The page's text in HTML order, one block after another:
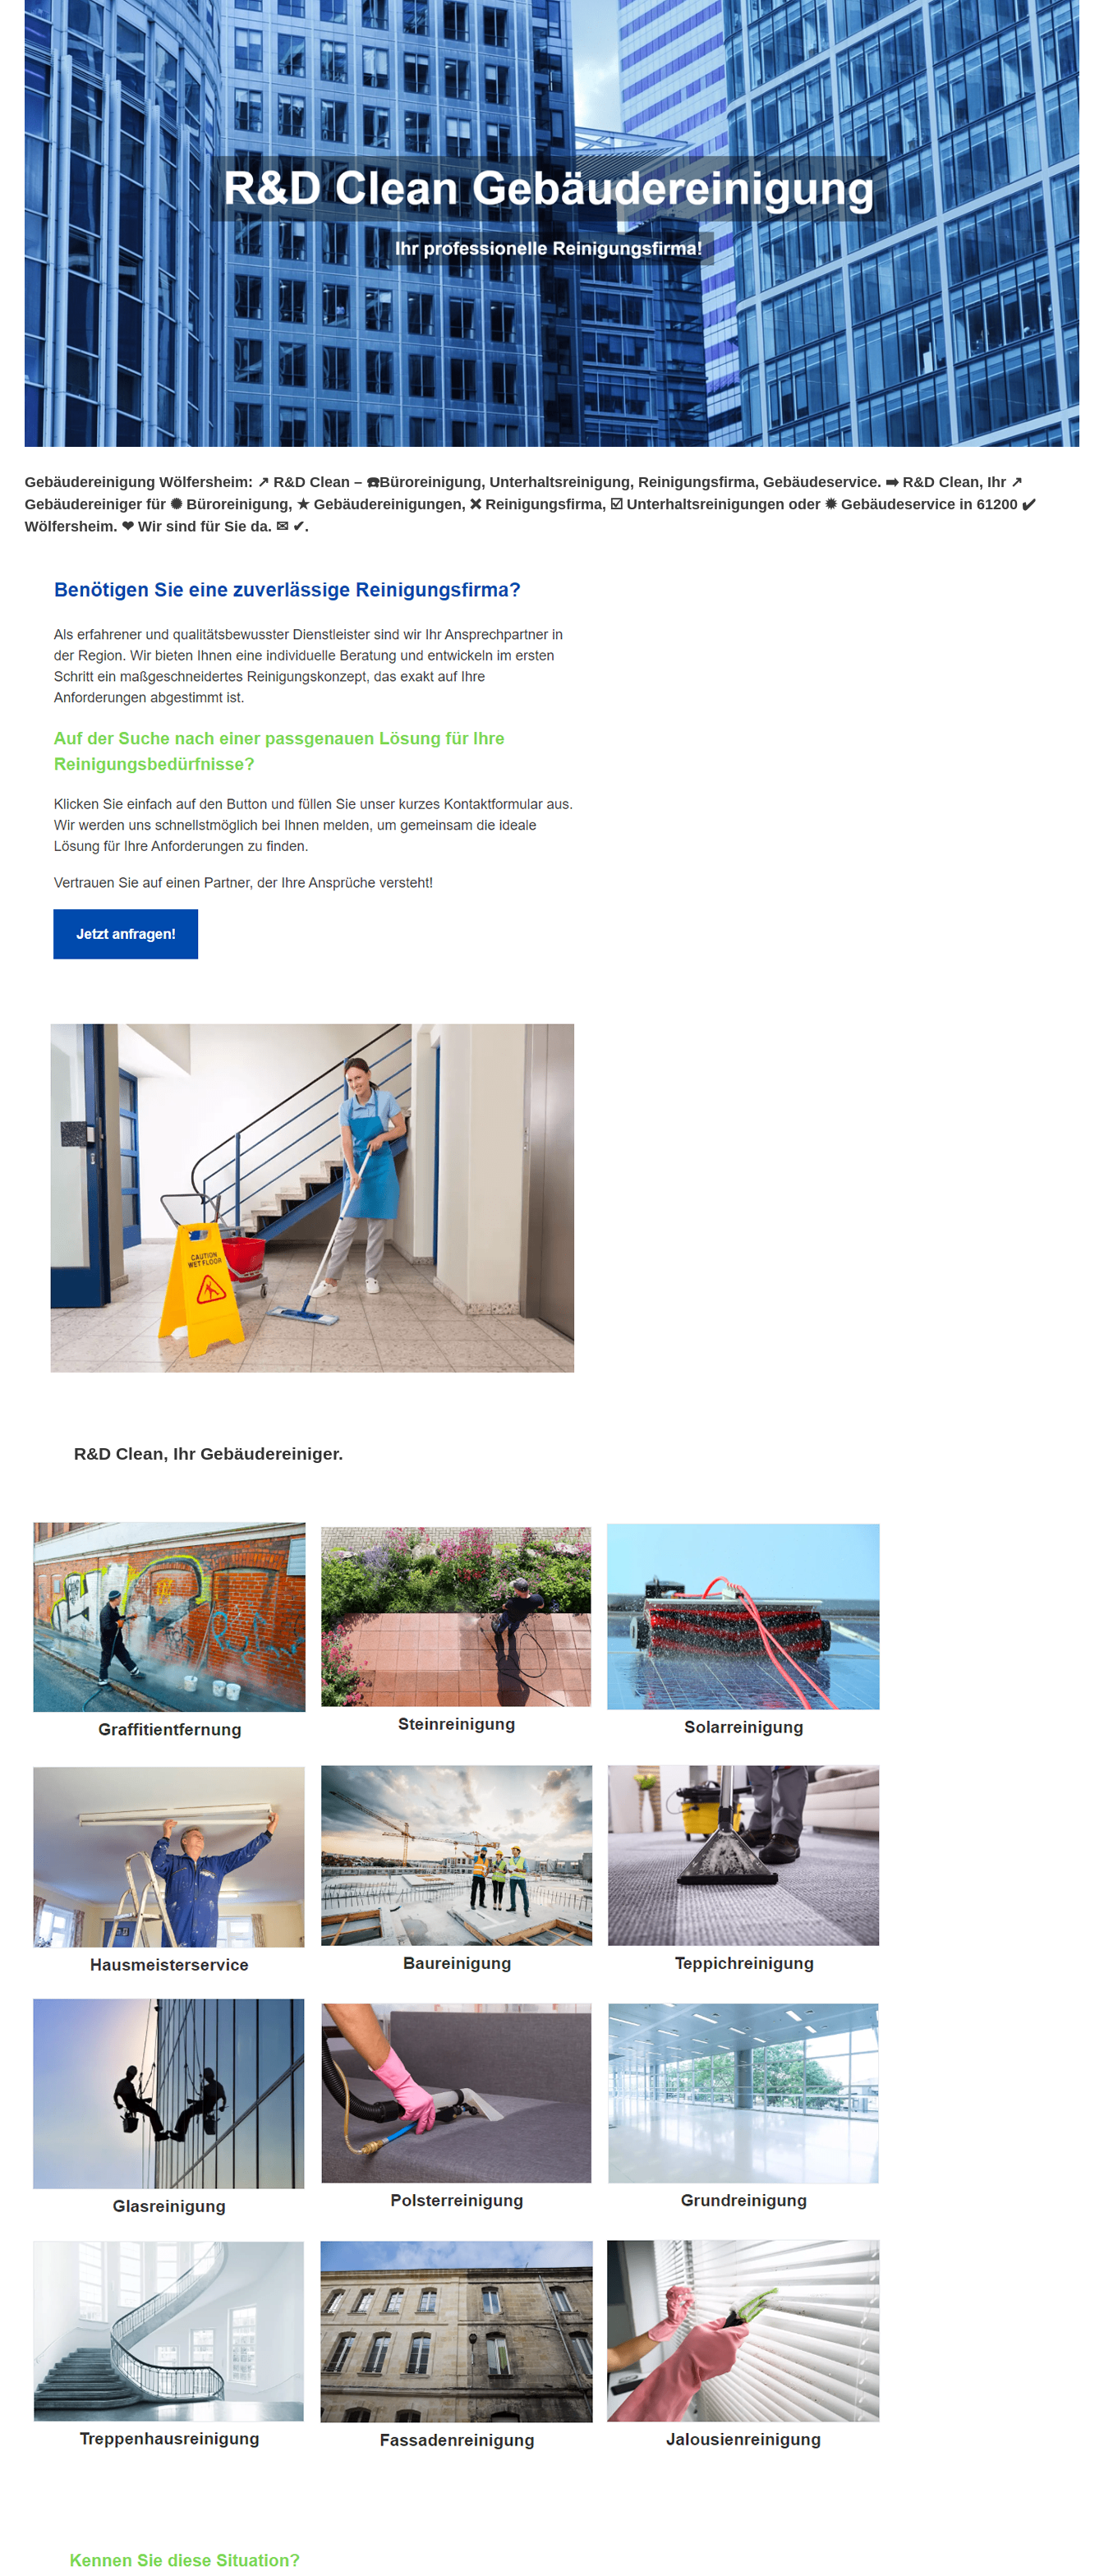
Gebäudereinigung Wölfersheim: ↗️ R&D Clean – ☎️Büroreinigung, Unterhaltsreinigung, Reinigungsfirma, Gebäudeservice. ➡️ R&D Clean, Ihr ↗️
Gebäudereiniger für ✺ Büroreinigung, ★ Gebäudereinigungen, ❌ Reinigungsfirma, ☑️ Unterhaltsreinigungen oder ✹ Gebäudeservice in 61200 ✔️
Wölfersheim. ❤ Wir sind für Sie da. ✉ ✔.
R&D Clean, Ihr Gebäudereiniger.